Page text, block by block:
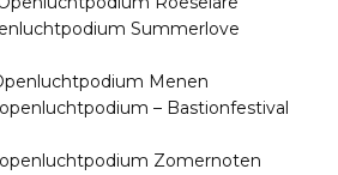
Summerlove
Menen
– Bastionfestival
Zomernoten